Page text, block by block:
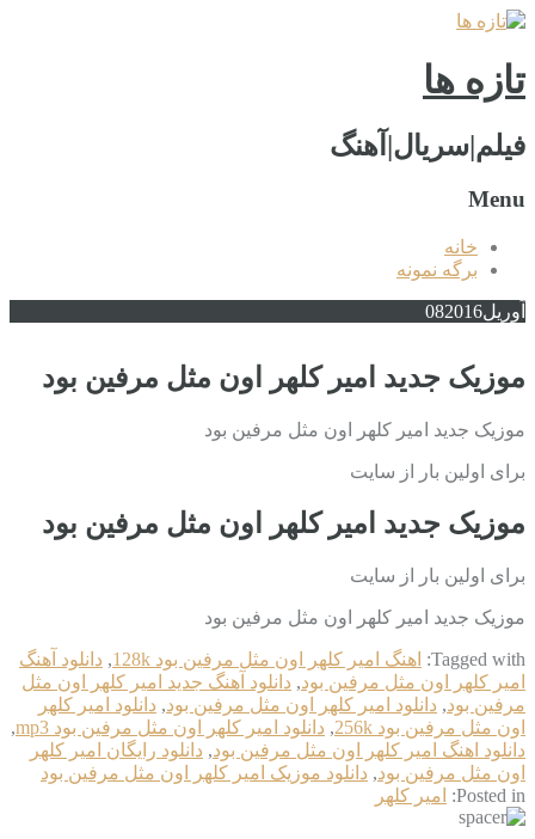
تازه ها
فیلم|سریال|آهنگ
Menu
خانه
برگه نمونه
آوریل 082016
موزیک جدید امیر کلهر اون مثل مرفین بود
موزیک جدید امیر کلهر اون مثل مرفین بود
برای اولین بار از سایت
موزیک جدید امیر کلهر اون مثل مرفین بود
برای اولین بار از سایت
موزیک جدید امیر کلهر اون مثل مرفین بود
Tagged with: اهنگ امیر کلهر اون مثل مرفین بود 128k , دانلود آهنگ
امیر کلهر اون مثل مرفین بود, دانلود آهنگ جدید امیر کلهر اون مثل
مرفین بود, دانلود امیر کلهر اون مثل مرفین بود, دانلود امیر کلهر
اون مثل مرفین بود 256k
, دانلود امیر کلهر اون مثل مرفین بود mp3
,
دانلود اهنگ امیر کلهر اون مثل مرفین بود, دانلود رایگان امیر کلهر
اون مثل مرفین بود, دانلود موزیک امیر کلهر اون مثل مرفین بود
Posted in:
امیر کلهر